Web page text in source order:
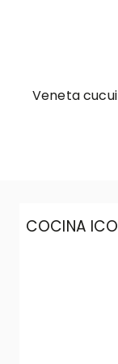
Veneta
COCINA